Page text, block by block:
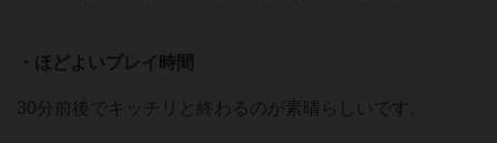
・ほどよいプレイ時間
30分前後でキッチリと終わるのが素晴らしいです。